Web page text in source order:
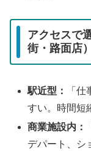
アクセスで
街・路面店）
駅近型：
「
すい。時間短
商業施設内：
デパート、シ